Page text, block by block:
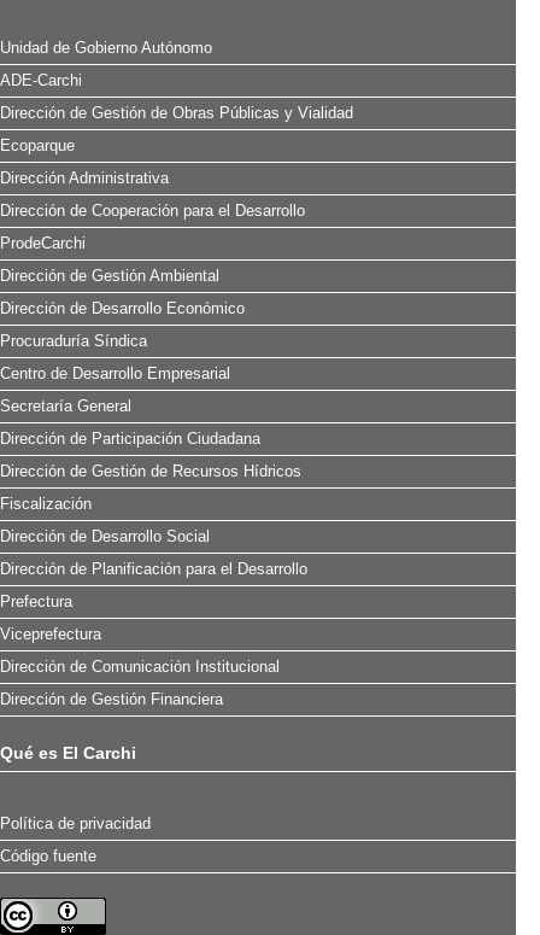
Unidad de Gobierno Autónomo
ADE-Carchi
Dirección de Gestión de Obras Públicas y Vialidad
Ecoparque
Dirección Administrativa
Dirección de Cooperación para el Desarrollo
ProdeCarchi
Dirección de Gestión Ambiental
Dirección de Desarrollo Económico
Procuraduría Síndica
Centro de Desarrollo Empresarial
Secretaría General
Dirección de Participación Ciudadana
Dirección de Gestión de Recursos Hídricos
Fiscalización
Dirección de Desarrollo Social
Dirección de Planificación para el Desarrollo
Prefectura
Viceprefectura
Dirección de Comunicación Institucional
Dirección de Gestión Financiera
Qué es El Carchi
Política de privacidad
Código fuente